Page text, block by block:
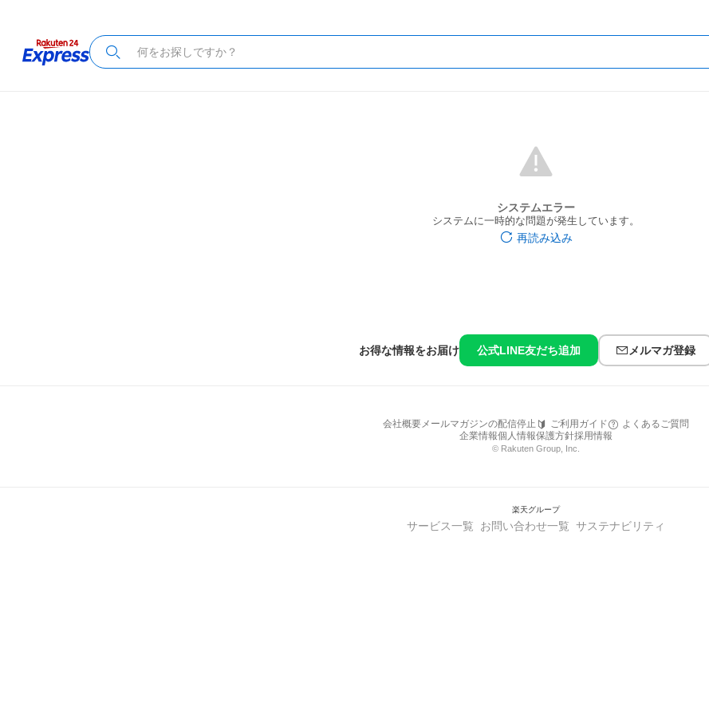
システムエラー
システムに一時的な問題が発生しています。
再読み込み
お得な情報をお届け 公式LINE友だち追加 メルマガ登録
会社概要メールマガジンの配信停止 ご利用ガイド
よくあるご質問
企業情報個人情報保護方針採用情報
© Rakuten Group, Inc.
楽天グループ
サービス一覧 お問い合わせ一覧 サステナビリティ